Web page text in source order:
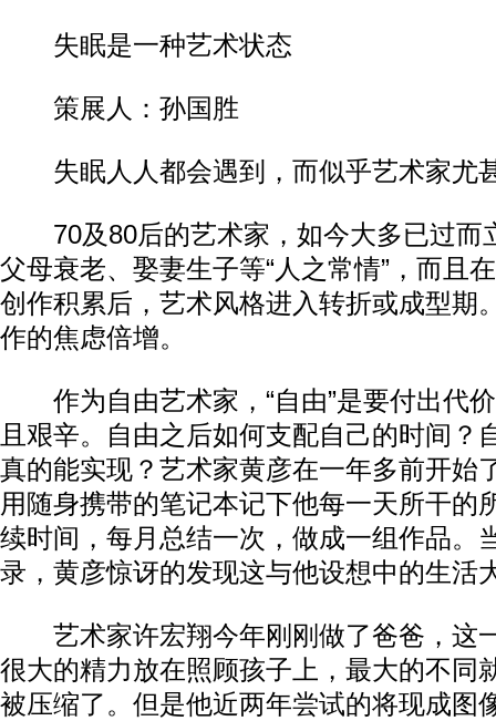
失眠是一种艺术状态
策展人：孙国胜
失眠人人都会遇到，而似乎艺术家尤
70及80后的艺术家，如今大多已过而
父母衰老、娶妻生子等“人之常情”，而且
创作积累后，艺术风格进入转折或成型期
作的焦虑倍增。
作为自由艺术家，“自由”是要付出代价
且艰辛。自由之后如何支配自己的时间？
真的能实现？艺术家黄彦在一年多前开始
用随身携带的笔记本记下他每一天所干的
续时间，每月总结一次，做成一组作品。
录，黄彦惊讶的发现这与他设想中的生活
艺术家许宏翔今年刚刚做了爸爸，这
很大的精力放在照顾孩子上，最大的不同
被压缩了。但是他近两年尝试的将现成图